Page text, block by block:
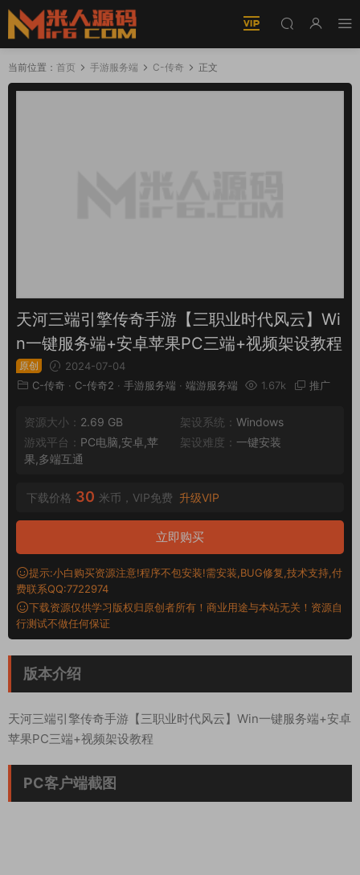
当前位置： 首页 手游服务端 C-传奇 正文
天河三端引擎传奇手游【三职业时代风云】Wi
n一键服务端+安卓苹果PC三端+视频架设教程
原创
2024-07-04
C-传奇 · C-传奇2 · 手游服务端 · 端游服务端 1.67k 推广
资源大小： 2.69 GB 架设系统： Windows
游戏平台： PC电脑,安卓,苹
果,多端互通
架设难度： 一键安装
下载价格 30 米币，VIP免费 升级VIP
立即购买
提示:小白购买资源注意!程序不包安装!需安装,BUG修复,技术支持,付
费联系QQ:7722974
下载资源仅供学习版权归原创者所有！商业用途与本站无关！资源自
行测试不做任何保证
版本介绍
天河三端引擎传奇手游【三职业时代风云】Win一键服务端+安卓
苹果PC三端+视频架设教程
PC客户端截图